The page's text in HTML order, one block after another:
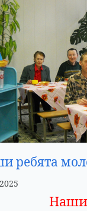
ребята
Наши